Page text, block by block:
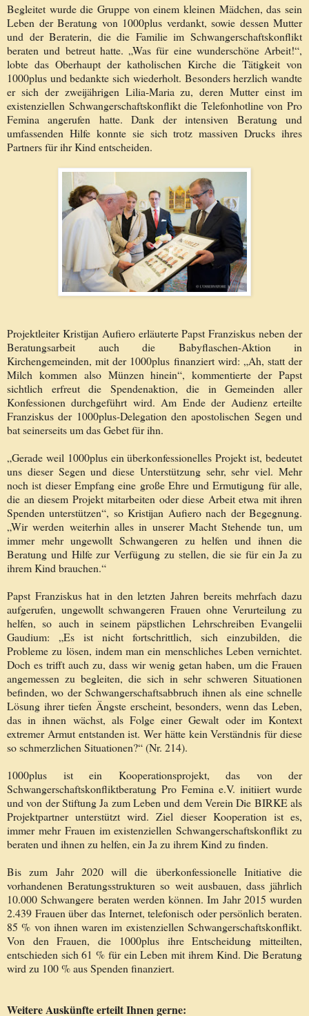
Begleitet wurde die Gruppe von einem kleinen Mädchen, das sein
Leben der Beratung von 1000plus verdankt, sowie dessen Mutter
und der Beraterin, die die Familie im Schwangerschaftskonflikt
beraten und betreut hatte. „Was für eine wunderschöne Arbeit!“,
lobte das Oberhaupt der katholischen Kirche die Tätigkeit von
1000plus und bedankte sich wiederholt. Besonders herzlich wandte
er sich der zweijährigen Lilia-Maria zu, deren Mutter einst im
existenziellen Schwangerschaftskonflikt die Telefonhotline von Pro
Femina angerufen hatte. Dank der intensiven Beratung und
umfassenden Hilfe konnte sie sich trotz massiven Drucks ihres
Partners für ihr Kind entscheiden.
Projektleiter Kristijan Aufiero erläuterte Papst Franziskus neben der
Beratungsarbeit auch die Babyflaschen-Aktion in
Kirchengemeinden, mit der 1000plus finanziert wird: „Ah, statt der
Milch kommen also Münzen hinein“, kommentierte der Papst
sichtlich erfreut die Spendenaktion, die in Gemeinden aller
Konfessionen durchgeführt wird. Am Ende der Audienz erteilte
Franziskus der 1000plus-Delegation den apostolischen Segen und
bat seinerseits um das Gebet für ihn.
„Gerade weil 1000plus ein überkonfessionelles Projekt ist, bedeutet
uns dieser Segen und diese Unterstützung sehr, sehr viel. Mehr
noch ist dieser Empfang eine große Ehre und Ermutigung für alle,
die an diesem Projekt mitarbeiten oder diese Arbeit etwa mit ihren
Spenden unterstützen“, so Kristijan Aufiero nach der Begegnung.
„Wir werden weiterhin alles in unserer Macht Stehende tun, um
immer mehr ungewollt Schwangeren zu helfen und ihnen die
Beratung und Hilfe zur Verfügung zu stellen, die sie für ein Ja zu
ihrem Kind brauchen.“
Papst Franziskus hat in den letzten Jahren bereits mehrfach dazu
aufgerufen, ungewollt schwangeren Frauen ohne Verurteilung zu
helfen, so auch in seinem päpstlichen Lehrschreiben Evangelii
Gaudium: „Es ist nicht fortschrittlich, sich einzubilden, die
Probleme zu lösen, indem man ein menschliches Leben vernichtet.
Doch es trifft auch zu, dass wir wenig getan haben, um die Frauen
angemessen zu begleiten, die sich in sehr schweren Situationen
befinden, wo der Schwangerschaftsabbruch ihnen als eine schnelle
Lösung ihrer tiefen Ängste erscheint, besonders, wenn das Leben,
das in ihnen wächst, als Folge einer Gewalt oder im Kontext
extremer Armut entstanden ist. Wer hätte kein Verständnis für diese
so schmerzlichen Situationen?“ (Nr. 214).
1000plus ist ein Kooperationsprojekt, das von der
Schwangerschaftskonfliktberatung Pro Femina e.V. initiiert wurde
und von der Stiftung Ja zum Leben und dem Verein Die BIRKE als
Projektpartner unterstützt wird. Ziel dieser Kooperation ist es,
immer mehr Frauen im existenziellen Schwangerschaftskonflikt zu
beraten und ihnen zu helfen, ein Ja zu ihrem Kind zu finden.
Bis zum Jahr 2020 will die überkonfessionelle Initiative die
vorhandenen Beratungsstrukturen so weit ausbauen, dass jährlich
10.000 Schwangere beraten werden können. Im Jahr 2015 wurden
2.439 Frauen über das Internet, telefonisch oder persönlich beraten.
85 % von ihnen waren im existenziellen Schwangerschaftskonflikt.
Von den Frauen, die 1000plus ihre Entscheidung mitteilten,
entschieden sich 61 % für ein Leben mit ihrem Kind. Die Beratung
wird zu 100 % aus Spenden finanziert.
Weitere Auskünfte erteilt Ihnen gerne: